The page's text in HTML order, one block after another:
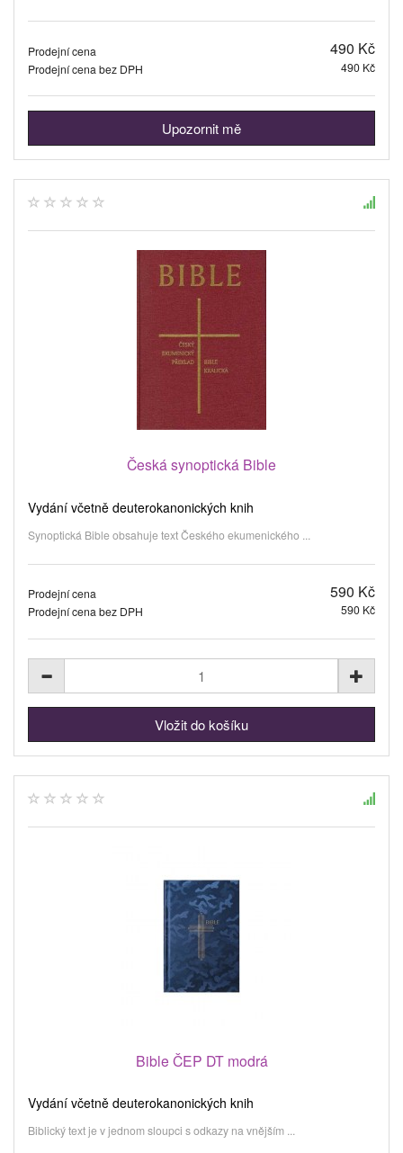
Prodejní cena 490 Kč
Prodejní cena bez DPH 490 Kč
Upozornit mě
Česká synoptická Bible
Vydání včetně deuterokanonických knih
Synoptická Bible obsahuje text Českého ekumenického ...
Prodejní cena 590 Kč
Prodejní cena bez DPH 590 Kč
Bible ČEP DT modrá
Vydání včetně deuterokanonických knih
Biblický text je v jednom sloupci s odkazy na vnějším ...